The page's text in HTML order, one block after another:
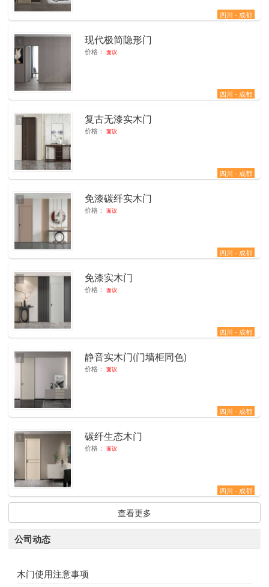
四川 - 成都
现代极简隐形门
价格： 面议
四川 - 成都
1
复古无漆实木门
价格： 面议
四川 - 成都
1
免漆碳纤实木门
价格： 面议
四川 - 成都
1
免漆实木门
价格： 面议
四川 - 成都
1
静音实木门(门墙柜同色)
价格： 面议
四川 - 成都
1
碳纤生态木门
价格： 面议
四川 - 成都
1
查看更多
公司动态
木门使用注意事项